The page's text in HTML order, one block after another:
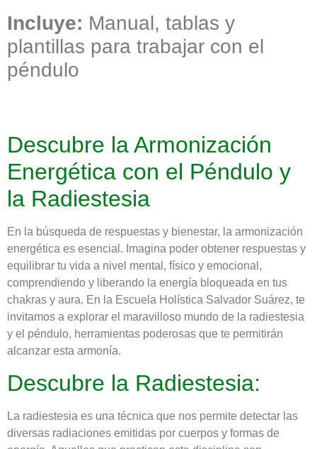
Incluye: Manual, tablas y
plantillas para trabajar con el
péndulo
Descubre la Armonización
Energética con el Péndulo y
la Radiestesia
En la búsqueda de respuestas y bienestar, la armonización
energética es esencial. Imagina poder obtener respuestas y
equilibrar tu vida a nivel mental, físico y emocional,
comprendiendo y liberando la energía bloqueada en tus
chakras y aura. En la Escuela Holística Salvador Suárez, te
invitamos a explorar el maravilloso mundo de la radiestesia
y el péndulo, herramientas poderosas que te permitirán
alcanzar esta armonía.
Descubre la Radiestesia:
La radiestesia es una técnica que nos permite detectar las
diversas radiaciones emitidas por cuerpos y formas de